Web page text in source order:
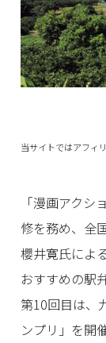
当サイトではアフィ
「漫画アク
修を務め、全
櫻井寛氏によ
おすすめの駅
第10回目は、
ンプリ」を開